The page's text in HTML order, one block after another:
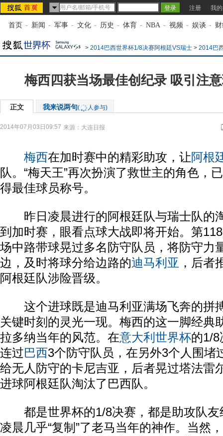
注册 我
首页 - 新闻 - 军事 - 文化 - 历史 - 体育 - NBA - 视频 - 娱谈 -
> 2014巴西世界杯1/8决赛阿根廷VS瑞士 > 2014巴
梅西四获当场最佳创纪录 吸引注
正文 我来说两句( 人参与)
2014年07月03日09:57 来源： 大连日报
梅西在加时赛中的精彩助攻，让阿根
队。“梅天王”再次扮演了救世主的角色，
得最佳球员称号。
昨日凌晨进行的阿根廷队与瑞士队的
到加时赛，眼看点球大战即将开始。第
场中路带球晃过多名防守队员，将防守力
边，及时将球分给边路的迪马利亚 ，后者
阿根廷队涉险晋级。
这个进球既是迪马利亚满场飞奔的拼
关键时刻的灵光一现。梅西的这一脚经典
拉多纳当年的风范。在意大利 世界杯的1/8
连过巴西3个防守队员，在另外3个人围堵
给无人防守的卡尼吉亚，后者晃过塔法雷
进球阿根廷队淘汰了巴西队。
都是世界杯的1/8决赛，都是助攻队友
凌晨几乎“复制”了老马当年的神作。当然